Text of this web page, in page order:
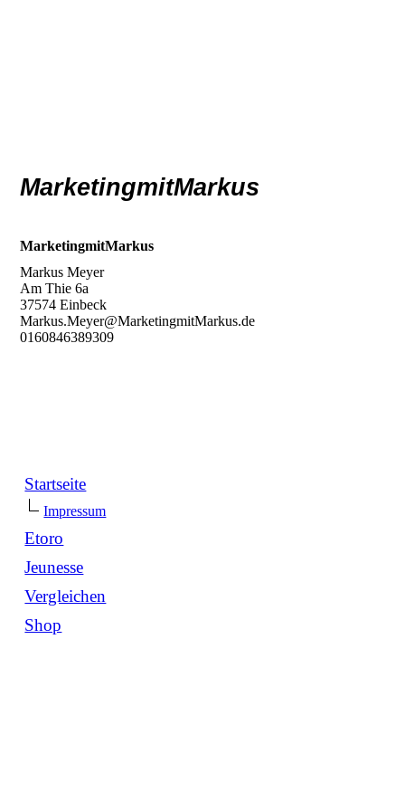
MarketingmitMarkus
MarketingmitMarkus
Markus Meyer
Am Thie 6a
37574 Einbeck
Markus.Meyer@MarketingmitMarkus.de
0160846389309
Startseite
Impressum
Etoro
Jeunesse
Vergleichen
Shop